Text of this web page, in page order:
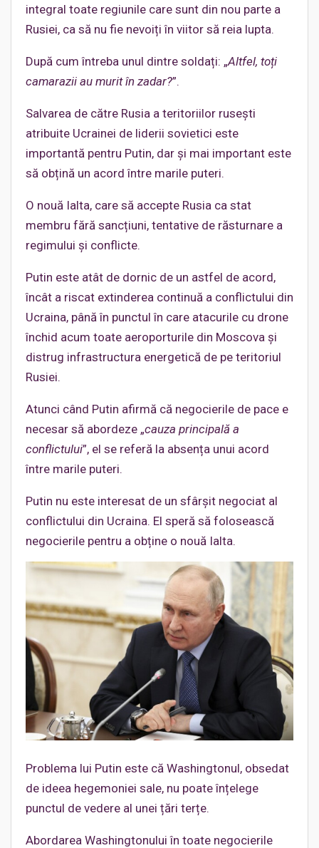
integral toate regiunile care sunt din nou parte a
Rusiei, ca să nu fie nevoiți în viitor să reia lupta.
După cum întreba unul dintre soldați: „Altfel, toți
camarazii au murit în zadar?”.
Salvarea de către Rusia a teritoriilor rusești
atribuite Ucrainei de liderii sovietici este
importantă pentru Putin, dar și mai important este
să obțină un acord între marile puteri.
O nouă Ialta, care să accepte Rusia ca stat
membru fără sancțiuni, tentative de răsturnare a
regimului și conflicte.
Putin este atât de dornic de un astfel de acord,
încât a riscat extinderea continuă a conflictului din
Ucraina, până în punctul în care atacurile cu drone
închid acum toate aeroporturile din Moscova și
distrug infrastructura energetică de pe teritoriul
Rusiei.
Atunci când Putin afirmă că negocierile de pace e
necesar să abordeze „cauza principală a
conflictului”, el se referă la absența unui acord
între marile puteri.
Putin nu este interesat de un sfârșit negociat al
conflictului din Ucraina. El speră să folosească
negocierile pentru a obține o nouă Ialta.
Problema lui Putin este că Washingtonul, obsedat
de ideea hegemoniei sale, nu poate înțelege
punctul de vedere al unei țări terțe.
Abordarea Washingtonului în toate negocierile